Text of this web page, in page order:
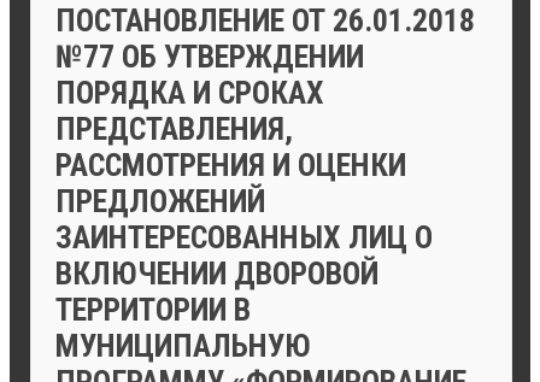
ПОСТАНОВЛЕНИЕ ОТ 26.01.2018
№77 ОБ УТВЕРЖДЕНИИ
ПОРЯДКА И СРОКАХ
ПРЕДСТАВЛЕНИЯ,
РАССМОТРЕНИЯ И ОЦЕНКИ
ПРЕДЛОЖЕНИЙ
ЗАИНТЕРЕСОВАННЫХ ЛИЦ О
ВКЛЮЧЕНИИ ДВОРОВОЙ
ТЕРРИТОРИИ В
МУНИЦИПАЛЬНУЮ